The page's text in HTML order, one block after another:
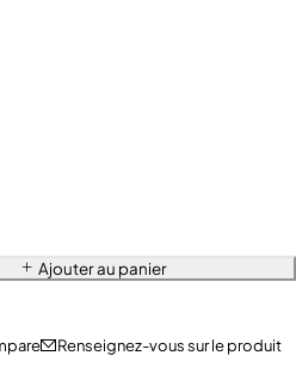
Ajouter au panier
Renseignez-vous sur le produit